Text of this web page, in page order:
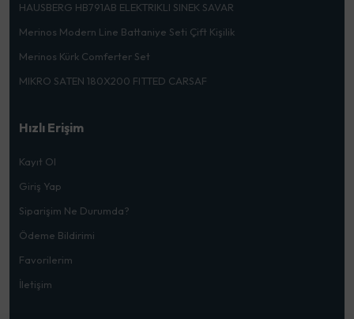
HAUSBERG HB791AB ELEKTRIKLI SINEK SAVAR
Merinos Modern Line Battaniye Seti Çift Kişilik
Merinos Kürk Comferter Set
MIKRO SATEN 180X200 FITTED CARSAF
Hızlı Erişim
Kayıt Ol
Giriş Yap
Siparişim Ne Durumda?
Ödeme Bildirimi
Favorilerim
İletişim